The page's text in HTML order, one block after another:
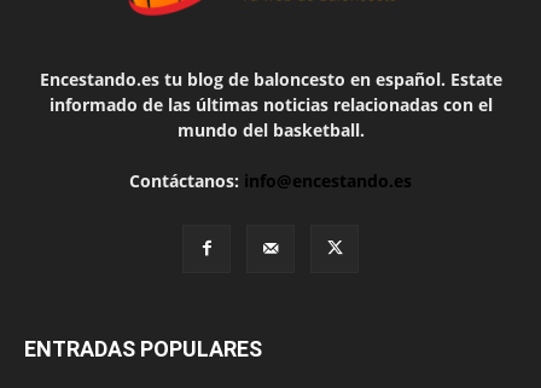
Encestando.es tu blog de baloncesto en español. Estate
informado de las últimas noticias relacionadas con el
mundo del basketball.
Contáctanos: info@encestando.es
ENTRADAS POPULARES